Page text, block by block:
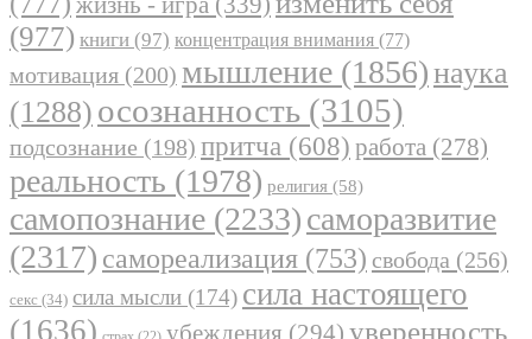
(977) книги (97) концентрация внимания (77)
мотивация (200) мышление (1856)наука
(1288) осознанность (3105)
подсознание (198) притча (608) работа (278)
реальность (1978) религия (58)
самопознание (2233)саморазвитие
(2317) самореализация (753) свобода (256)
секс (34) сила мысли (174) сила настоящего
(1636)
убеждения (294) уверенность